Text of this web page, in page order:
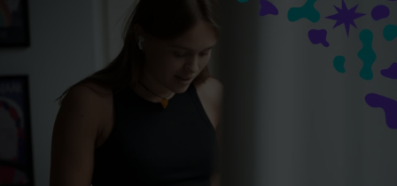
Logga in på Communityn